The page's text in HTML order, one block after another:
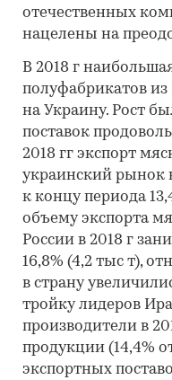
отечественных
нацелены на
В 2018 г
полуфабрикатов из
на Украину. Рост
поставок
2018 гг экспорт
украинский рынок
к концу периода
объему экспорта
России в 2018 г
16,8% (4,2 тыс т),
в страну
тройку лидеров
производители в
продукции (14,4%
экспортных